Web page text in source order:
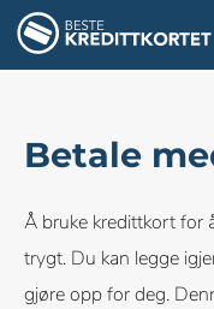
Betale
Å bruke kredittkort for
trygt. Du kan legge
gjøre opp for deg.